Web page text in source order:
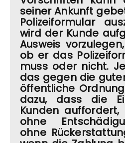
seiner Ankunft
Polizeiformular
wird der Kunde
Ausweis
ob er das
muss oder nicht.
das gegen die
öffentliche
dazu, dass die
Kunden auffordert,
ohne
ohne